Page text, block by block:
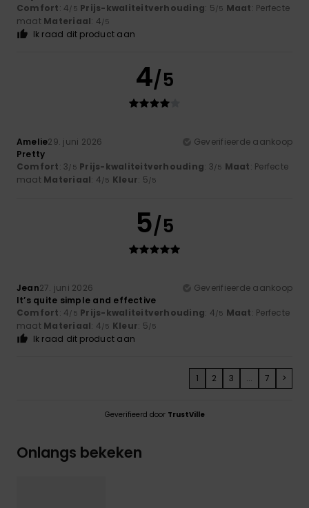
Comfort: 4/5 Prijs-kwaliteitverhouding: 5/5 Maat: Perfecte
maat Materiaal: 4/5
Ik raad dit product aan
4/5
Amelie29. juni 2026
Geverifieerde aankoop
Pretty
Comfort: 3/5 Prijs-kwaliteitverhouding: 3/5 Maat: Perfecte
maat Materiaal: 4/5 Kleur: 5/5
5/5
Jean27. juni 2026
Geverifieerde aankoop
It’s quite simple and effective
Comfort: 4/5 Prijs-kwaliteitverhouding: 4/5 Maat: Perfecte
maat Materiaal: 4/5 Kleur: 5/5
Ik raad dit product aan
1 2 3 ... 7 >
Geverifieerd door TrustVille
Onlangs bekeken